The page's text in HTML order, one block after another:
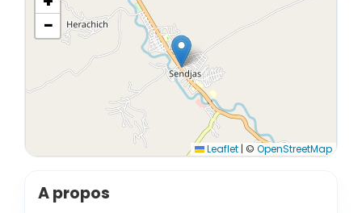
−
Leaflet | © OpenStreetMap
A propos